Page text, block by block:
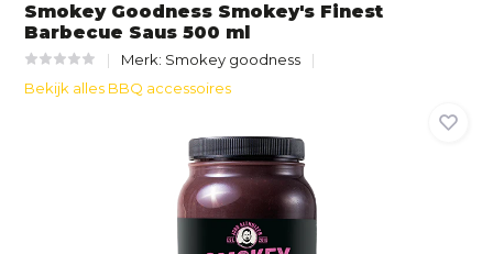
Smokey Goodness Smokey's Finest
Barbecue Saus 500 ml
Merk: Smokey goodness
Bekijk alles BBQ accessoires